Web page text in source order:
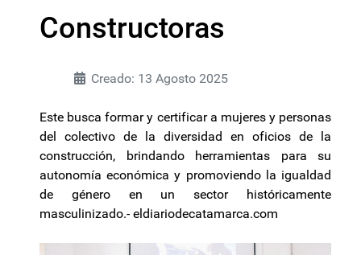
Constructoras
Creado: 13 Agosto 2025
Este busca formar y certificar a mujeres y personas
del colectivo de la diversidad en oficios de la
construcción, brindando herramientas para su
autonomía económica y promoviendo la igualdad
de género en un sector históricamente
masculinizado.- eldiariodecatamarca.com